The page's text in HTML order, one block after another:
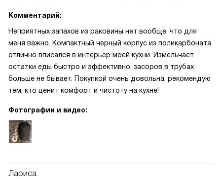
Комментарий:
Неприятных запахов из раковины нет вообще, что для
меня важно. Компактный черный корпус из поликарбоната
отлично вписался в интерьер моей кухни. Измельчает
остатки еды быстро и эффективно, засоров в трубах
больше не бывает. Покупкой очень довольна, рекомендую
тем, кто ценит комфорт и чистоту на кухне!
Фотографии и видео:
Лариса